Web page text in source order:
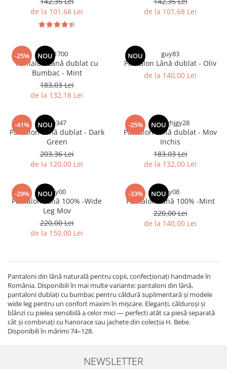
de la 101,68 Lei
de la 101,68 Lei
-25% NOUrg-1700
Pantalon Lână dublat cu
Bumbac - Mint
183,03 Lei
de la 132,18 Lei
NOU guy83
Pantalon Lână dublat - Oliv
de la 140,00 Lei
-41% NOUwe347
Pantalon Lână dublat - Dark
Green
203,36 Lei
de la 120,00 Lei
-25% NOU
guy8ghjgy28
Pantalon Lână dublat - Mov
Inchis
183,03 Lei
de la 132,00 Lei
-29% NOUguy00
Pantalon Lână 100% -Wide
Leg Mov
220,00 Lei
de la 150,00 Lei
-33% NOUguy08
Pantalon Lână 100% -Mint
220,00 Lei
de la 140,00 Lei
Pantaloni din lână naturală pentru copii, confecționați handmade în
România. Disponibili în mai multe variante: pantaloni din lână,
pantaloni dublați cu bumbac pentru căldură suplimentară și modele
wide leg pentru un confort maxim în mișcare. Eleganți, călduroși și
blânzi cu pielea sensibilă a celor mici — perfecti atât ca piesă separată
cât și combinați cu hanorace sau jachete din colecția H. Bebe.
Disponibili în mărimi 74–128.
NEWSLETTER